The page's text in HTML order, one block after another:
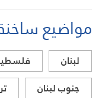
مواضيع
لبنان
جنوب لبنان